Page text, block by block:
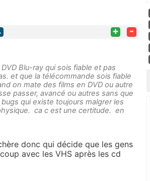
+ -
Blu-ray qui sois fiable et pas
et que la télécommande sois fiable
on mate des films en DVD ou autre
passer, avancé ou autres sans que
qui existe toujours malgrer les
ca c est une certitude. en
donc qui décide que les gens
avec les VHS après les cd